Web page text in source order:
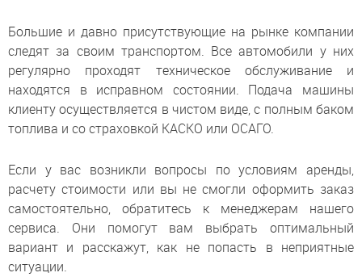
Большие и давно присутствующие на рынке компании
следят за своим транспортом. Все автомобили у них
регулярно проходят техническое обслуживание и
находятся в исправном состоянии. Подача машины
клиенту осуществляется в чистом виде, с полным баком
топлива и со страховкой КАСКО или ОСАГО.
Если у вас возникли вопросы по условиям аренды,
расчету стоимости или вы не смогли оформить заказ
самостоятельно, обратитесь к менеджерам нашего
сервиса. Они помогут вам выбрать оптимальный
вариант и расскажут, как не попасть в неприятные
ситуации.